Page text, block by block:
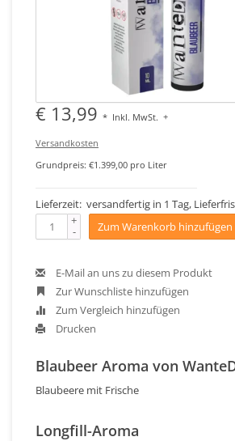
€ 13,99 * Inkl. MwSt. +
Versandkosten
Grundpreis: €1.399,00 pro Liter
Lieferzeit: versandfertig in 1 Tag,
+
- Zum Warenkorb hinzufügen
E-Mail an uns zu diesem Produkt
Zur Wunschliste hinzufügen
Zum Vergleich hinzufügen
Drucken
Blaubeer Aroma von
Blaubeere mit Frische
Longfill-Aroma